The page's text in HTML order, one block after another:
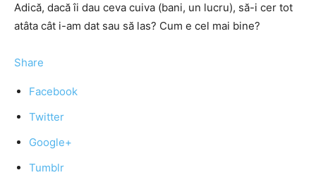
Adică, dacă îi dau ceva cuiva (bani, un lucru), să-i cer tot
atâta cât i-am dat sau să las? Cum e cel mai bine?
Share
Facebook
Twitter
Google+
Tumblr